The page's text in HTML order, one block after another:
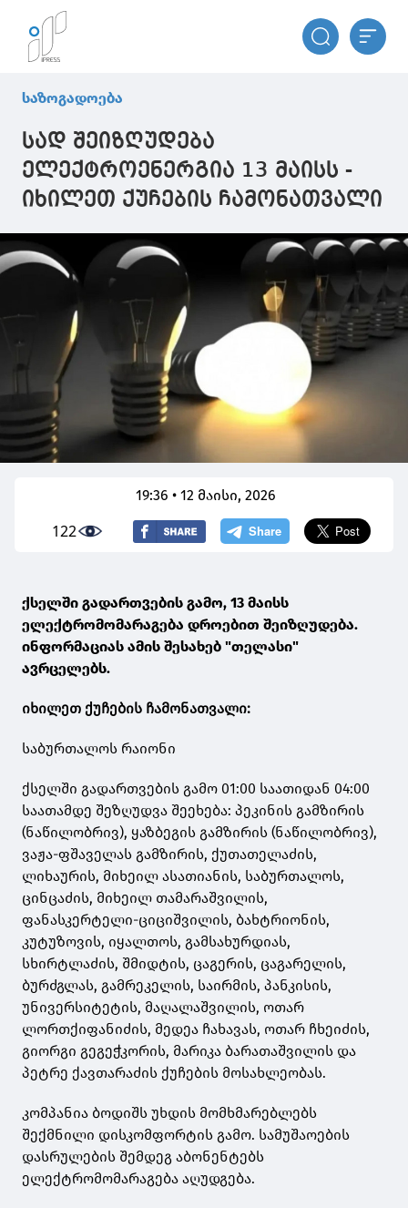
საზოგადოება
სად შეიზღუდება
ელექტროენერგია 13 მაისს -
იხილეთ ქუჩების ჩამონათვალი
19:36 • 12 მაისი, 2026
122
ქსელში გადართვების გამო, 13 მაისს
ელექტრომომარაგება დროებით შეიზღუდება.
ინფორმაციას ამის შესახებ "თელასი"
ავრცელებს.
იხილეთ ქუჩების ჩამონათვალი:
საბურთალოს რაიონი
ქსელში გადართვების გამო 01:00 საათიდან 04:00
საათამდე შეზღუდვა შეეხება: პეკინის გამზირის
(ნაწილობრივ), ყაზბეგის გამზირის (ნაწილობრივ),
ვაჟა-ფშაველას გამზირის, ქუთათელაძის,
ლიხაურის, მიხეილ ასათიანის, საბურთალოს,
ცინცაძის, მიხეილ თამარაშვილის,
ფანასკერტელი-ციციშვილის, ბახტრიონის,
კუტუზოვის, იყალთოს, გამსახურდიას,
სხირტლაძის, შმიდტის, ცაგერის, ცაგარელის,
ბურძგლას, გამრეკელის, საირმის, პანკისის,
უნივერსიტეტის, მაღალაშვილის, ოთარ
ლორთქიფანიძის, მედეა ჩახავას, ოთარ ჩხეიძის,
გიორგი გეგეჭკორის, მარიკა ბარათაშვილის და
პეტრე ქავთარაძის ქუჩების მოსახლეობას.
კომპანია ბოდიშს უხდის მომხმარებლებს
შექმნილი დისკომფორტის გამო. სამუშაოების
დასრულების შემდეგ აბონენტებს
ელექტრომომარაგება აღუდგება.